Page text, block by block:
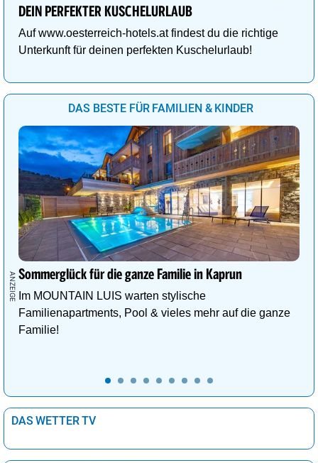
DEIN PERFEKTER KUSCHELURLAUB
Auf www.oesterreich-hotels.at findest du die richtige
Unterkunft für deinen perfekten Kuschelurlaub!
DAS BESTE FÜR FAMILIEN & KINDER
Sommerglück für die ganze Familie in Kaprun
Im MOUNTAIN LUIS warten stylische
Familienapartments, Pool & vieles mehr auf die ganze
Familie!
DAS WETTER TV